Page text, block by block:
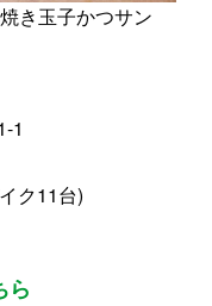
き玉子かつサン
1
ク11台)
ら